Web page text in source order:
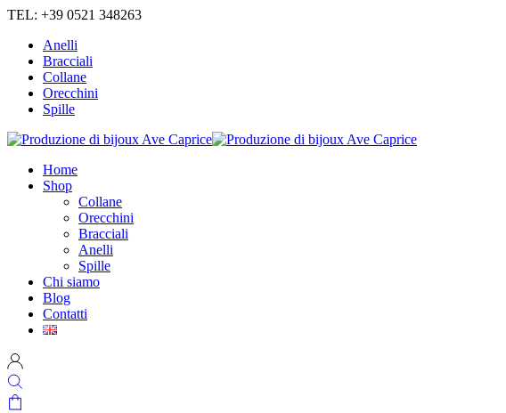
TEL: +39 0521 348263
Anelli
Bracciali
Collane
Orecchini
Spille
Home
Shop
Collane
Orecchini
Bracciali
Anelli
Spille
Chi siamo
Blog
Contatti